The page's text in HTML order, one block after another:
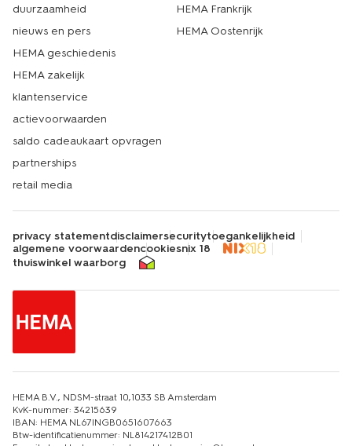
duurzaamheid
nieuws en pers
HEMA geschiedenis
HEMA zakelijk
klantenservice
actievoorwaarden
saldo cadeaukaart opvragen
partnerships
retail media
HEMA Frankrijk
HEMA Oostenrijk
privacy statementdisclaimersecuritytoegankelijkheid
algemene voorwaardencookiesnix 18
thuiswinkel waarborg
HEMA B.V., NDSM-straat 10,1033 SB Amsterdam
KvK-nummer: 34215639
IBAN: HEMA NL67INGB0651607663
Btw-identificatienummer: NL814217412B01